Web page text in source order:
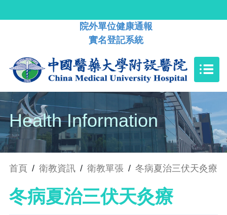
院外單位健康通報
實名登記系統
Health Information
首頁 / 衛教資訊 / 衛教單張 / 冬病夏治三伏天灸療
冬病夏治三伏天灸療